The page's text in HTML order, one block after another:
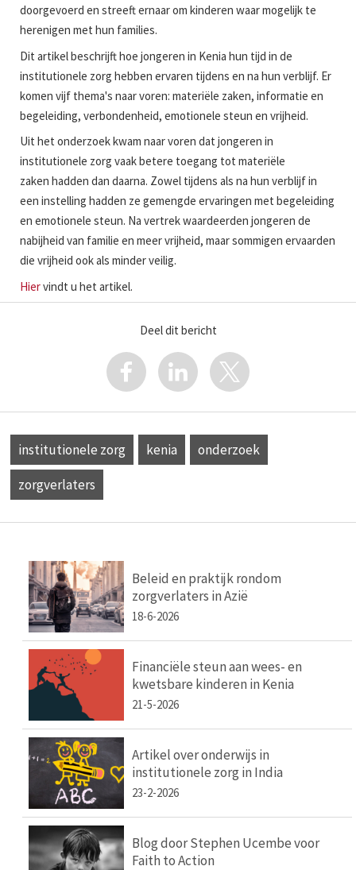
doorgevoerd en streeft ernaar om kinderen waar mogelijk te
herenigen met hun families.
Dit artikel beschrijft hoe jongeren in Kenia hun tijd in de
institutionele zorg hebben ervaren tijdens en na hun verblijf. Er
komen vijf thema's naar voren: materiële zaken, informatie en
begeleiding, verbondenheid, emotionele steun en vrijheid.
Uit het onderzoek kwam naar voren dat jongeren in
institutionele zorg vaak betere toegang tot materiële
zaken hadden dan daarna. Zowel tijdens als na hun verblijf in
een instelling hadden ze gemengde ervaringen met begeleiding
en emotionele steun. Na vertrek waardeerden jongeren de
nabijheid van familie en meer vrijheid, maar sommigen ervaarden
die vrijheid ook als minder veilig.
Hiervindt u het artikel.
Deel dit bericht
institutionele zorg kenia
onderzoek
zorgverlaters
Beleid en praktijk rondom
zorgverlaters in Azië
18-6-2026
Financiële steun aan wees- en
kwetsbare kinderen in Kenia
21-5-2026
Artikel over onderwijs in
institutionele zorg in India
23-2-2026
Blog door Stephen Ucembe voor
Faith to Action